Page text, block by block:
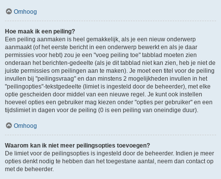
Omhoog
Hoe maak ik een peiling?
Een peiling aanmaken is heel gemakkelijk, als je een nieuw onderwerp
aanmaakt (of het eerste bericht in een onderwerp bewerkt en als je daar
permissies voor hebt) zou je een "voeg peiling toe" tabblad moeten zien
onderaan het berichten-gedeelte (als je dit tabblad niet kan zien, heb je niet de
juiste permissies om peilingen aan te maken). Je moet een titel voor de peiling
invullen bij "peilingsvraag" en dan minstens 2 mogelijkheden invullen in het
"peilingopties"-tekstgedeelte (limiet is ingesteld door de beheerder), met elke
optie gescheiden door middel van een nieuwe regel. Je kunt ook instellen
hoeveel opties een gebruiker mag kiezen onder "opties per gebruiker" en een
tijdslimiet in dagen voor de peiling (0 is een peiling van oneindige duur).
Omhoog
Waarom kan ik niet meer peilingsopties toevoegen?
De limiet voor de peilingsopties is ingesteld door de beheerder. Indien je meer
opties denkt nodig te hebben dan het toegestane aantal, neem dan contact op
met de beheerder.